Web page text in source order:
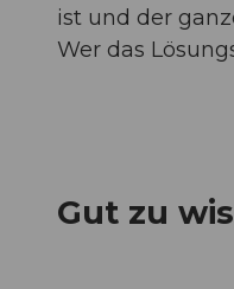
ist und der
Wer das
Gut zu